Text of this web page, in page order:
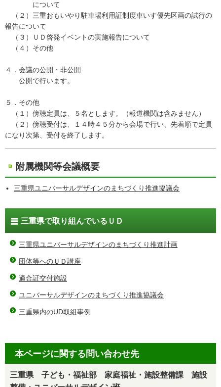
について
（２）三重おもいやり駐車場利用証制度車いす優先区画の試行の
報告について
（３）ＵＤ啓発イベントの実施報告について
（４）その他
４．会議の公開・非公開
公開で行います。
５．その他
（１）傍聴定員は、５名とします。（報道機関は含みません）
（２）傍聴受付は、１４時４５分から会場で行い、先着順で定員
になり次第、受付を終了します。
附属機関等会議概要
三重県ユニバーサルデザインのまちづくり推進協議会
三重県で取り組んでいるＵＤ
三重県ユニバーサルデザインのまちづくり推進計画
団体等へのＵＤ講座
適合証交付施設
ユニバーサルデザインのまちづくり推進協議会
三重県内のUD取組事例
本ページに関する問い合わせ先
三重県 子ども・福祉部 家庭福祉・施設整備課 施設